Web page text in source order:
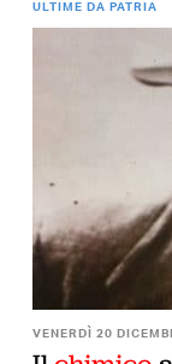
ULTIME DA PATRIA
VENERDÌ 20